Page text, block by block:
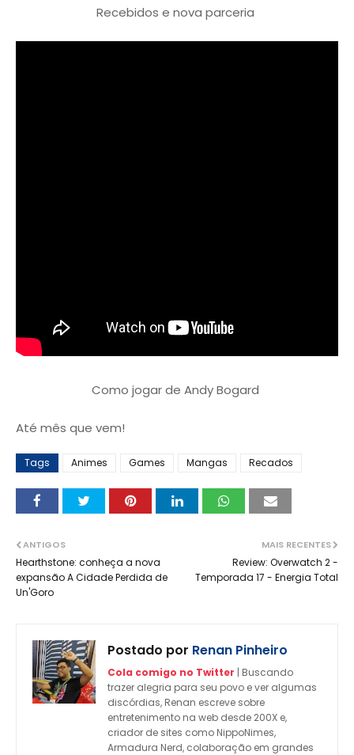
Recebidos e nova parceria
Como jogar de Andy Bogard
Até mês que vem!
Tags Animes Games Mangas Recados
MAIS RECENTES
Review: Overwatch 2 -
Temporada 17 - Energia Total
ANTIGOS
Hearthstone: conheça a nova
expansão A Cidade Perdida de
Un'Goro
Postado por Renan Pinheiro
Cola comigo no Twitter | Buscando
trazer alegria para seu povo e ver algumas
discórdias, Renan escreve sobre
entretenimento na web desde 200X e,
criador de sites como NippoNimes,
Armadura Nerd, colaboração em grandes